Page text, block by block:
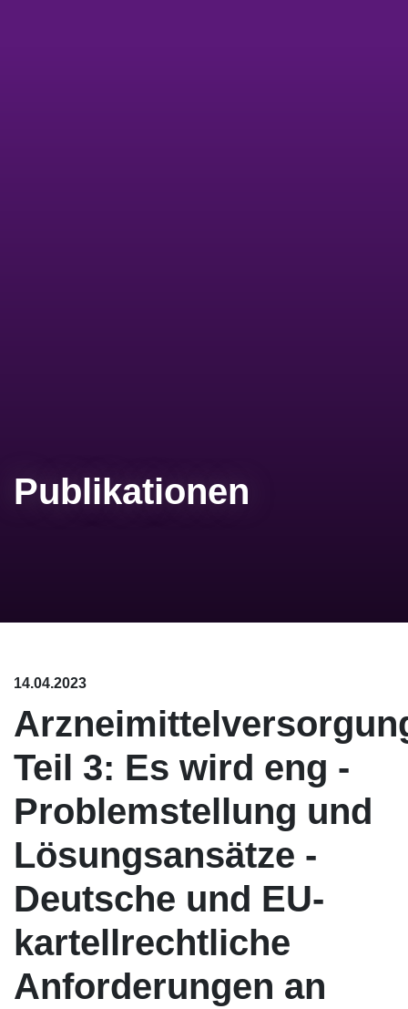
Publikationen
14.04.2023
Teil 3: Es wird eng -
Problemstellung und
Lösungsansätze -
Deutsche und EU-
kartellrechtliche
Anforderungen an